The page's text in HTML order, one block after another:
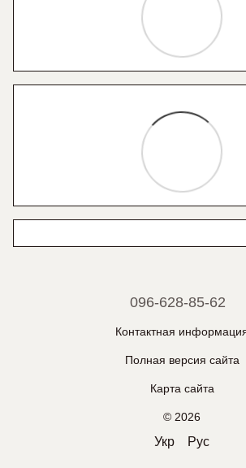
096-628-85-62
Контактная
Полная версия сайта
Карта сайта
© 2026
Укр Рус